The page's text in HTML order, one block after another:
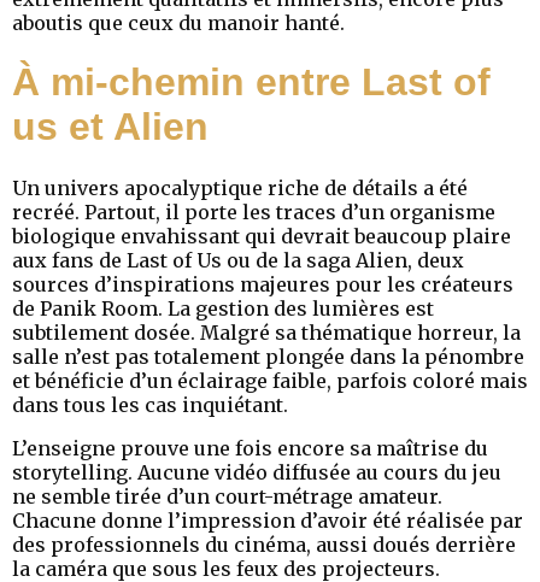
aboutis que ceux du manoir hanté.
À mi-chemin entre Last of
us et Alien
Un univers apocalyptique riche de détails a été
recréé. Partout, il porte les traces d’un organisme
biologique envahissant qui devrait beaucoup plaire
aux fans de Last of Us ou de la saga Alien, deux
sources d’inspirations majeures pour les créateurs
de Panik Room. La gestion des lumières est
subtilement dosée. Malgré sa thématique horreur, la
salle n’est pas totalement plongée dans la pénombre
et bénéficie d’un éclairage faible, parfois coloré mais
dans tous les cas inquiétant.
L’enseigne prouve une fois encore sa maîtrise du
storytelling. Aucune vidéo diffusée au cours du jeu
ne semble tirée d’un court-métrage amateur.
Chacune donne l’impression d’avoir été réalisée par
des professionnels du cinéma, aussi doués derrière
la caméra que sous les feux des projecteurs.